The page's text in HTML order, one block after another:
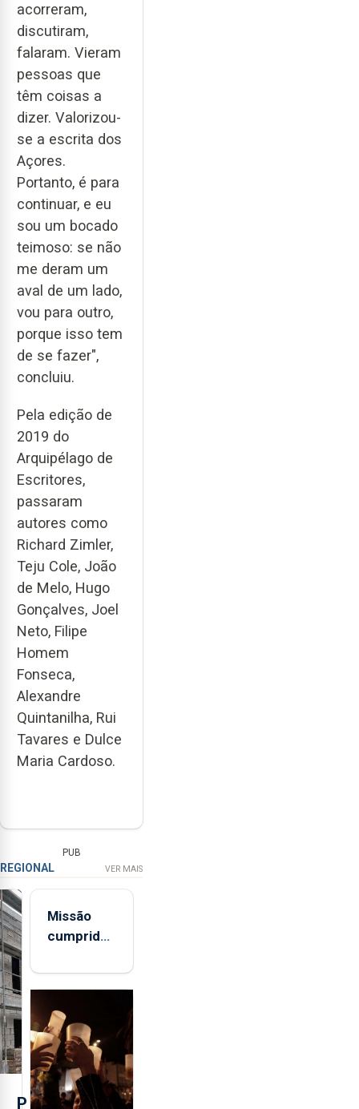
acorreram,
discutiram,
falaram. Vieram
pessoas que
têm coisas a
dizer. Valorizou-
se a escrita dos
Açores.
Portanto, é para
continuar, e eu
sou um bocado
teimoso: se não
me deram um
aval de um lado,
vou para outro,
porque isso tem
de se fazer",
concluiu.
Pela edição de
2019 do
Arquipélago de
Escritores,
passaram
autores como
Richard Zimler,
Teju Cole, João
de Melo, Hugo
Gonçalves, Joel
Neto, Filipe
Homem
Fonseca,
Alexandre
Quintanilha, Rui
Tavares e Dulce
Maria Cardoso.
PUB
REGIONAL VER MAIS
P
Missão
cumprida:
açorianos
após
missão na
Roménia